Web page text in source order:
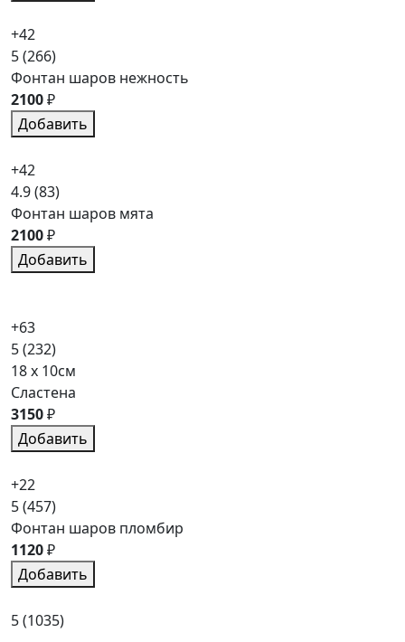
+42
5(266)
Фонтан шаров нежность
2100₽
Добавить
+42
4.9(83)
Фонтан шаров мята
2100₽
Добавить
+63
5(232)
18 x 10см
Сластена
3150₽
Добавить
+22
5(457)
Фонтан шаров пломбир
1120₽
Добавить
5(1035)